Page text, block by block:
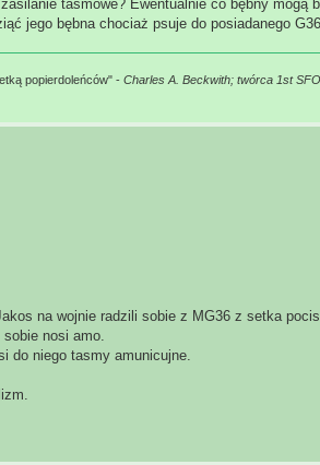
taśmowe? Ewentualnie co bębny mogą
jego bębna chociaż psuje do posiadanego
popierdoleńców" - Charles A. Beckwith; twórca 1st
na wojnie radzili sobie z MG36 z setka
nosi amo.
do niego tasmy amunicujne.